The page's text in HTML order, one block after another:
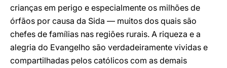
crianças em perigo e especialmente os milhões de
órfãos por causa da Sida — muitos dos quais são
chefes de famílias nas regiões rurais. A riqueza e a
alegria do Evangelho são verdadeiramente vividas e
compartilhadas pelos católicos com as demais